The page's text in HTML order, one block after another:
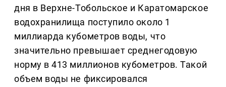
дня в Верхне-Тобольское и Каратомарское
водохранилища поступило около 1
миллиарда кубометров воды, что
значительно превышает среднегодовую
норму в 413 миллионов кубометров. Такой
объем воды не фиксировался